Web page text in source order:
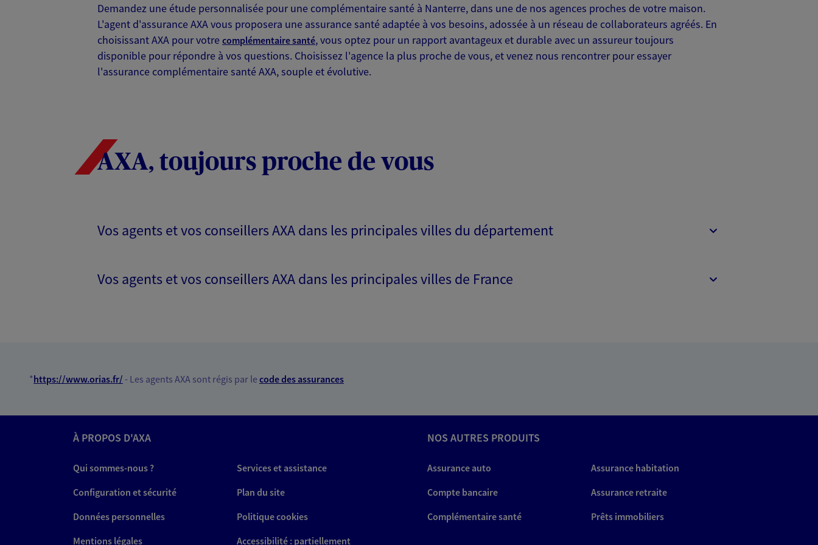
01 01 01 01 01 NOUS CONTACTER
VOIR NOTRE SITE WEB
N° Orias * (orias.fr) : 15000779
Patrimoine
Gestion Directe- A2p Terrasses 3 - 7eme Etage 313 Terrasses De
VOIR NOTRE SITE WEB
Terrasse De L'arche, 92727 Nanterre Cedex
Horaires :
N° Orias * (orias.fr) : 07006243
Demandez une étude personnalisée pour une complémentaire santé à Nanterre, dans une de nos agences proches de votre maison.
L'agent d'assurance AXA vous proposera une assurance santé adaptée à vos besoins, adossée à un réseau de collaborateurs agréés. En
choisissant AXA pour votre complémentaire santé, vous optez pour un rapport avantageux et durable avec un assureur toujours
disponible pour répondre à vos questions. Choisissez l'agence la plus proche de vous, et venez nous rencontrer pour essayer
l'assurance complémentaire santé AXA, souple et évolutive.
AXA, toujours proche de vous
Vos agents et vos conseillers AXA dans les principales villes du département
Vos agents et vos conseillers AXA dans les principales villes de France
*https://www.orias.fr/ - Les agents AXA sont régis par lecode des assurances
À PROPOS D'AXA
Qui sommes-nous ?
Services et assistance
Configuration et sécurité
Plan du site
Données personnelles
Politique cookies
Mentions légales
Accessibilité : partiellement
NOS AUTRES PRODUITS
Assurance auto
Assurance habitation
Compte bancaire
Assurance retraite
Complémentaire santé
Prêts immobiliers